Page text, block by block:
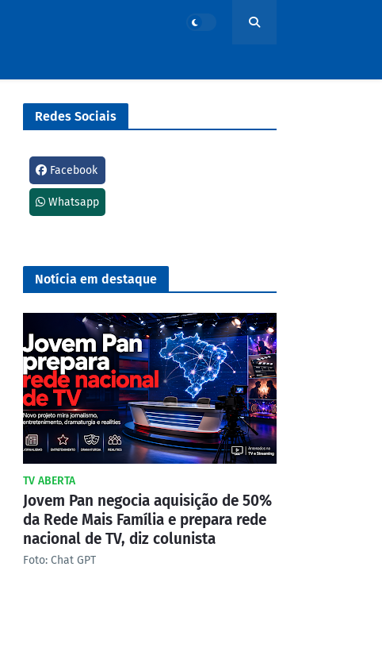
Redes Sociais
Facebook
Whatsapp
Notícia em destaque
TV ABERTA
Jovem Pan negocia aquisição de 50%
da Rede Mais Família e prepara rede
nacional de TV, diz colunista
Foto: Chat GPT